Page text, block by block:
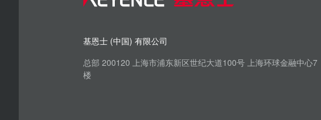
基恩士 (中国) 有限公司
总部 200120 上海市浦东新区世纪大道100号 上海环球金融中心7
楼